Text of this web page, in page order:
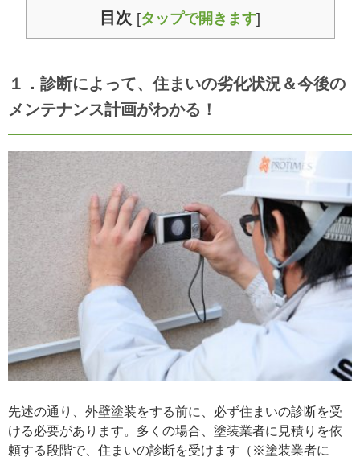
目次 [タップで開きます]
１．診断によって、住まいの劣化状況＆今後の
メンテナンス計画がわかる！
先述の通り、外壁塗装をする前に、必ず住まいの診断を受
ける必要があります。多くの場合、塗装業者に見積りを依
頼する段階で、住まいの診断を受けます（※塗装業者に